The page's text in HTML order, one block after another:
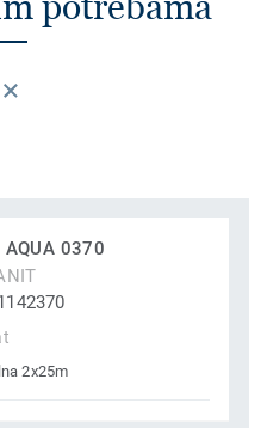
AQUA 0370
2x25m